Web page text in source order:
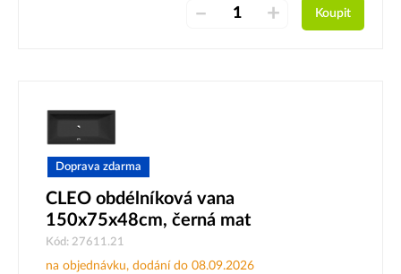
– + Koupit
Doprava zdarma
CLEO obdélníková vana
150x75x48cm, černá mat
Kód: 27611.21
na objednávku, dodání do 08.09.2026